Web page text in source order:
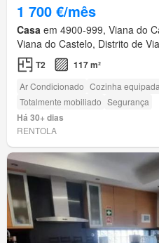
1 700 €/mês
Casa em 4900-999, Viana do
Viana do Castelo, Distrito de
T2 117 m²
Ar Condicionado Cozinha equipada
Totalmente mobiliado Segurança
Há 30+ dias
RENTOLA